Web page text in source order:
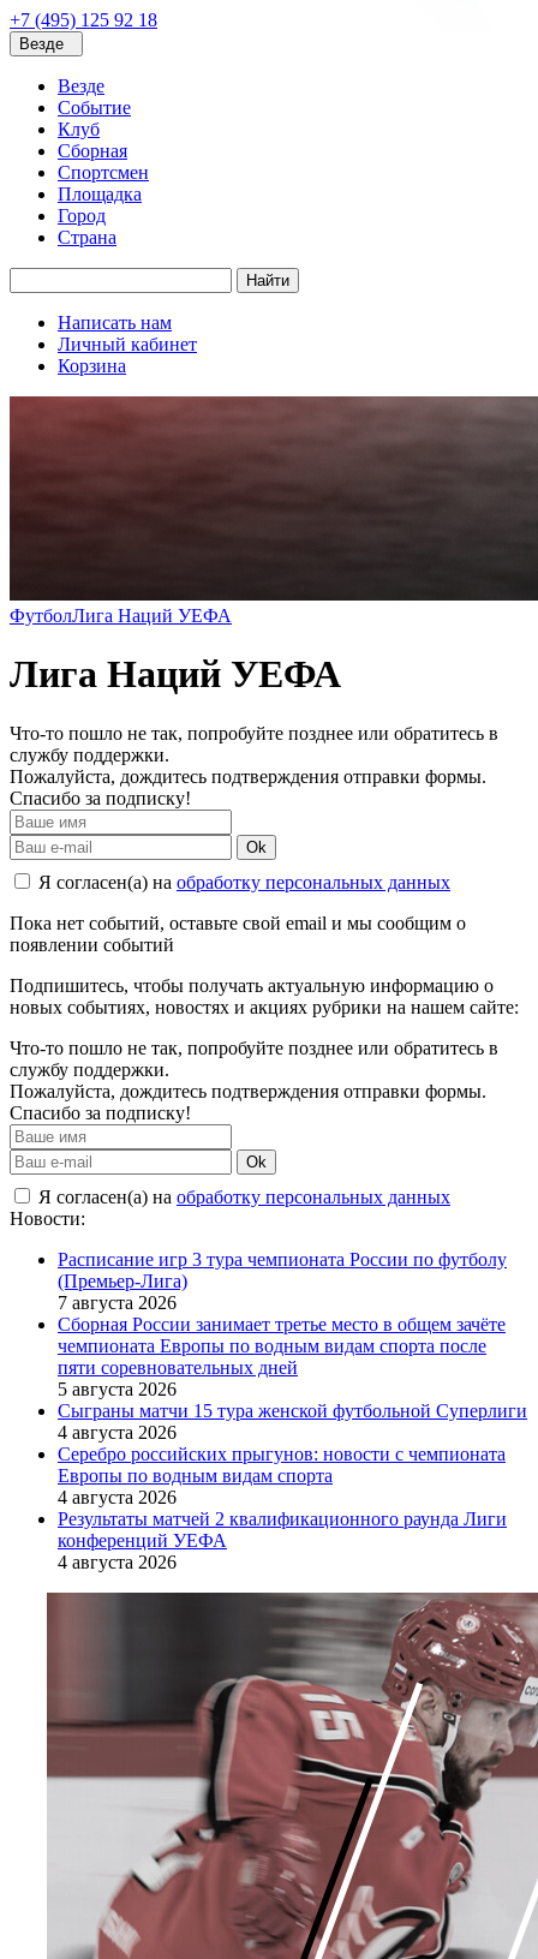
+7 (495) 125 92 18
Везде
Везде
Событие
Клуб
Сборная
Спортсмен
Площадка
Город
Страна
Найти
Написать нам
Личный кабинет
Корзина
ФутболЛига Наций УЕФА
Лига Наций УЕФА
Что-то пошло не так, попробуйте позднее или обратитесь в
службу поддержки.
Пожалуйста, дождитесь подтверждения отправки формы.
Спасибо за подписку!
Ok
Я согласен(а) на обработку персональных данных
Пока нет событий, оставьте свой email и мы сообщим о
появлении событий
Подпишитесь, чтобы получать актуальную информацию о
новых событиях, новостях и акциях рубрики на нашем сайте:
Что-то пошло не так, попробуйте позднее или обратитесь в
службу поддержки.
Пожалуйста, дождитесь подтверждения отправки формы.
Спасибо за подписку!
Ok
Я согласен(а) на обработку персональных данных
Новости:
Расписание игр 3 тура чемпионата России по футболу
(Премьер-Лига)
7 августа 2026
Сборная России занимает третье место в общем зачёте
чемпионата Европы по водным видам спорта после
пяти соревновательных дней
5 августа 2026
Сыграны матчи 15 тура женской футбольной Суперлиги
4 августа 2026
Серебро российских прыгунов: новости с чемпионата
Европы по водным видам спорта
4 августа 2026
Результаты матчей 2 квалификационного раунда Лиги
конференций УЕФА
4 августа 2026